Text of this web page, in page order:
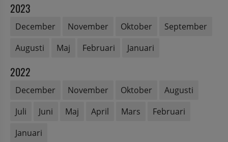
2023
December November Oktober
September
Augusti
Maj Februari Januari
2022
December November Oktober
Augusti
Juli
Juni Maj April Mars
Februari
Januari